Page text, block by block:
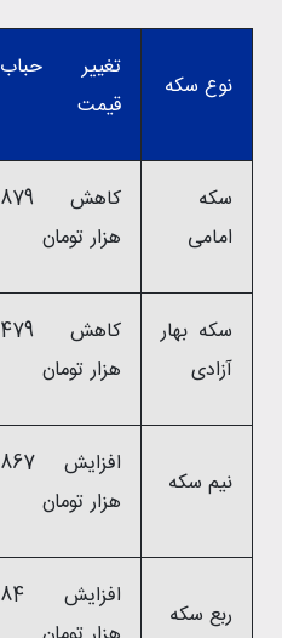
نوع سکه
تغییر حباب
قیمت
سکه
امامی
کاهش 879
هزار تومان
سکه بهار
آزادی
کاهش 479
هزار تومان
نیم سکه
افزایش 867
هزار تومان
ربع سکه
افزایش 84